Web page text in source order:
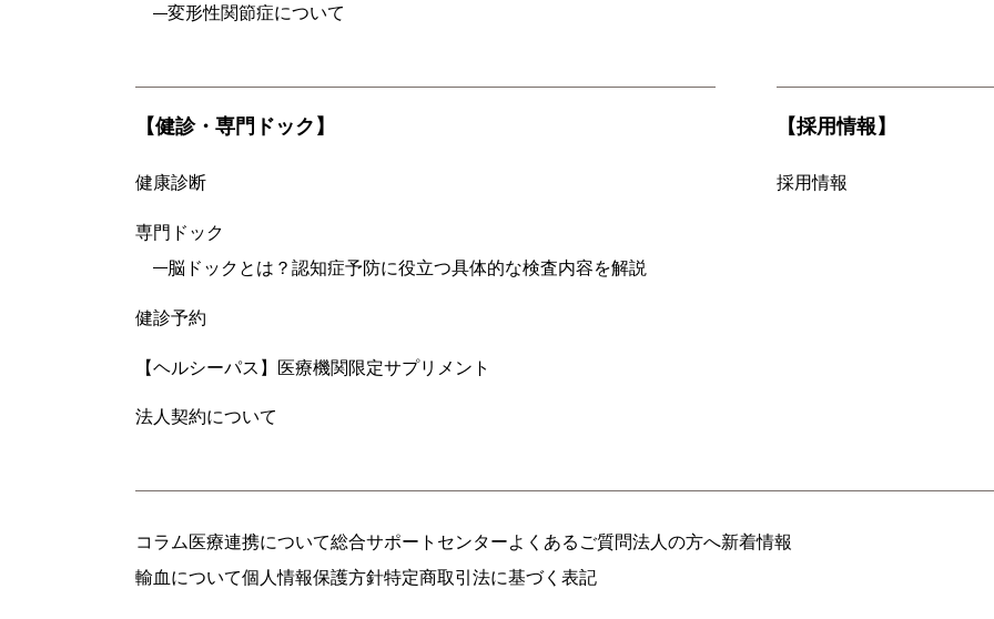
変形性関節症について
【健診・専門ドック】
健康診断
専門ドック
脳ドックとは？認知症予防に役立つ具体的な検査内容を解説
健診予約
【ヘルシーパス】医療機関限定サプリメント
法人契約について
【採用情報】
採用情報
コラム 医療連携について総合サポートセンターよくあるご質問法人の方へ新着情報
輸血について個人情報保護方針特定商取引法に基づく表記